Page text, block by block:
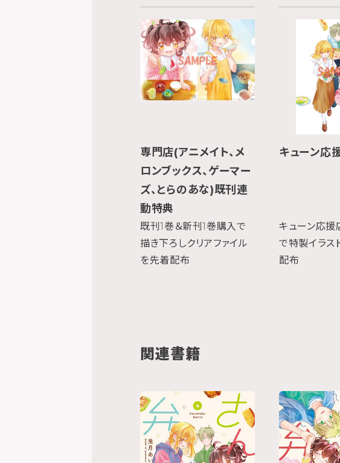
専門店(アニメイト、メ
ロンブックス、ゲーマー
ズ、とらのあな)既刊連
動特典
既刊1巻＆新刊1巻購入で
描き下ろしクリアファイル
を先着配布
キューン応
キューン応援
で特製イラス
配布
関連書籍